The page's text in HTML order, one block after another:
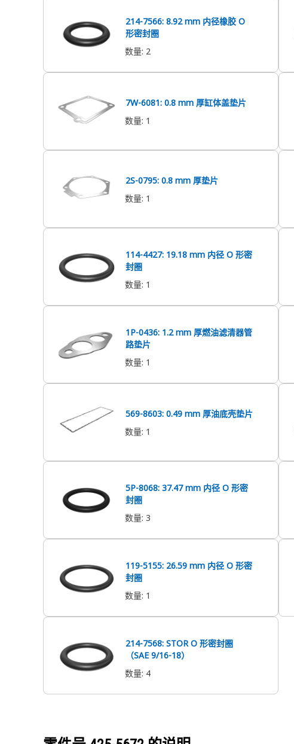
214-7566: 8.92 mm 内径橡胶 O
形密封圈
数量: 2
7W-6081: 0.8 mm 厚缸体盖垫片
数量: 1
2S-0795: 0.8 mm 厚垫片
数量: 1
114-4427: 19.18 mm 内径 O 形密
封圈
数量: 1
1P-0436: 1.2 mm 厚燃油滤清器管
路垫片
数量: 1
569-8603: 0.49 mm 厚油底壳垫片
数量: 1
5P-8068: 37.47 mm 内径 O 形密
封圈
数量: 3
119-5155: 26.59 mm 内径 O 形密
封圈
数量: 1
214-7568: STOR O 形密封圈
（SAE 9/16-18）
数量: 4